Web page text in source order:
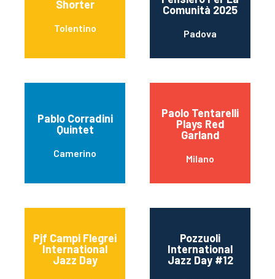
Shorter
Tolentino
Comunità 2025
Padova
Pablo Corradini
Quintet
Camerino
Paolo Tentarelli
Plays Red
Garland
Milano
Pjf Campi Flegrei
International
Jazz Day
Pozzuoli
International
Jazz Day #12